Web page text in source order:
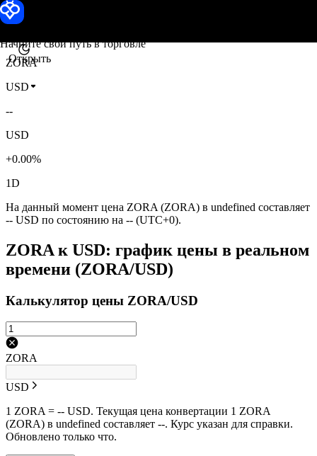
Начните свой путь в торговле
Открыть
Цена ZORA
ZORA
USD
--
USD
+0.00%
1D
На данный момент цена ZORA (ZORA) в undefined составляет
-- USD по состоянию на -- (UTC+0).
ZORA к USD: график цены в реальном
времени (ZORA/USD)
Калькулятор цены ZORA/USD
ZORA
USD
1 ZORA = -- USD. Текущая цена конвертации 1 ZORA
(ZORA) в undefined составляет --. Курс указан для справки.
Обновлено только что.